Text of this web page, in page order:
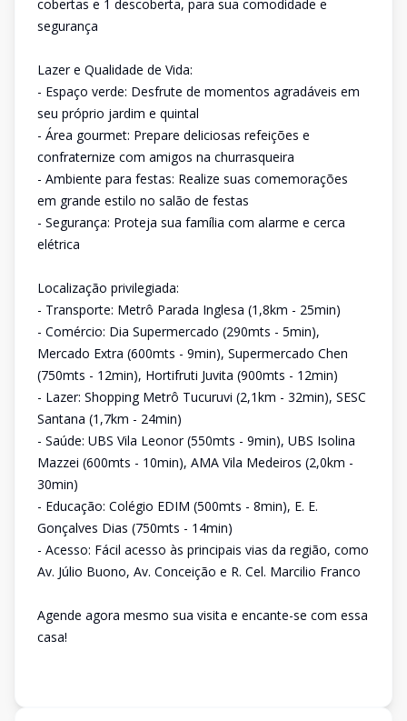
cobertas e 1 descoberta, para sua comodidade e
segurança
Lazer e Qualidade de Vida:
- Espaço verde: Desfrute de momentos agradáveis em
seu próprio jardim e quintal
- Área gourmet: Prepare deliciosas refeições e
confraternize com amigos na churrasqueira
- Ambiente para festas: Realize suas comemorações
em grande estilo no salão de festas
- Segurança: Proteja sua família com alarme e cerca
elétrica
Localização privilegiada:
- Transporte: Metrô Parada Inglesa (1,8km - 25min)
- Comércio: Dia Supermercado (290mts - 5min),
Mercado Extra (600mts - 9min), Supermercado Chen
(750mts - 12min), Hortifruti Juvita (900mts - 12min)
- Lazer: Shopping Metrô Tucuruvi (2,1km - 32min), SESC
Santana (1,7km - 24min)
- Saúde: UBS Vila Leonor (550mts - 9min), UBS Isolina
Mazzei (600mts - 10min), AMA Vila Medeiros (2,0km -
30min)
- Educação: Colégio EDIM (500mts - 8min), E. E.
Gonçalves Dias (750mts - 14min)
- Acesso: Fácil acesso às principais vias da região, como
Av. Júlio Buono, Av. Conceição e R. Cel. Marcilio Franco
Agende agora mesmo sua visita e encante-se com essa
casa!